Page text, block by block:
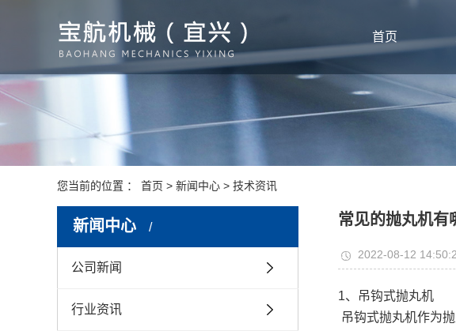
首页
您当前的位置 ： 首页 > 新闻中心 > 技术资讯
新闻中心
公司新闻
行业资讯
常见的抛丸机有
2022-08-12
1、吊钩式抛丸机
吊钩式抛丸机作为